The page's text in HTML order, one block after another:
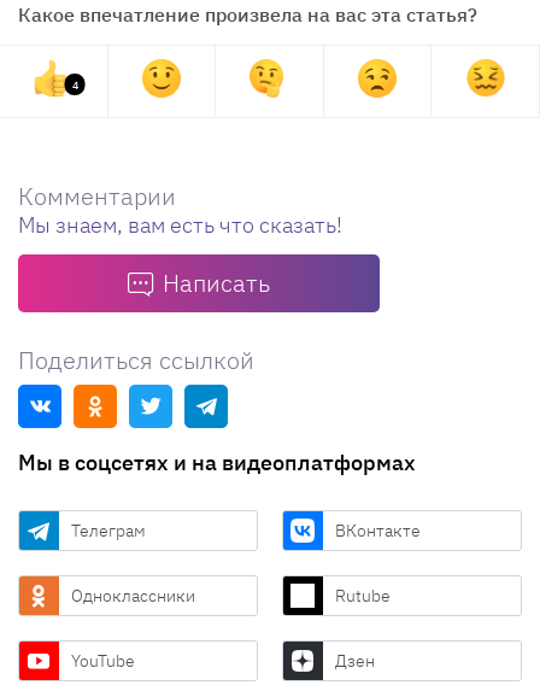
Какое впечатление произвела на вас эта статья?
4
Комментарии
Мы знаем, вам есть что сказать!
Написать
Поделиться ссылкой
Мы в соцсетях и на видеоплатформах
Телеграм ВКонтакте
Одноклассники Rutube
YouTube Дзен